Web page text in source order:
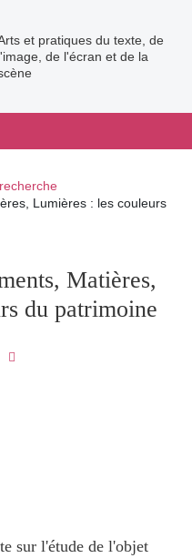
et pratiques du texte, de
de l'écran et de la
Lumières : les couleurs
Matières,
du patrimoine
Facebook
sur LinkedIn
sur l'étude de l'objet